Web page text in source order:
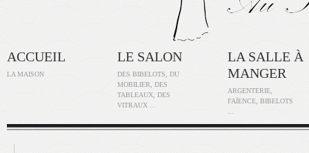
ACCUEIL
LA MAISON
LE SALON
DES BIBELOTS, DU
MOBILIER, DES
TABLEAUX, DES
VITRAUX ...
LA SALLE À
MANGER
ARGENTERIE,
FAÏENCE, BIBELOTS